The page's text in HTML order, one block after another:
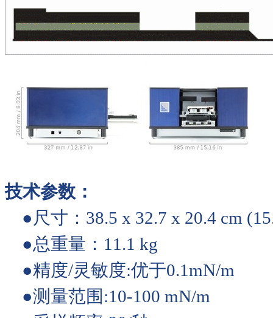
技术参数：
●尺寸：38.5 x 32.7 x 20.4 cm
●总重量：11.1 kg
●精度/灵敏度:优于0.1mN/m
●测量范围:10-100 mN/m